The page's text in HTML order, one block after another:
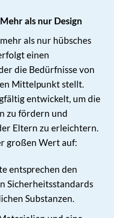
als nur Design
als nur hübsches
einen
die Bedürfnisse von
Mittelpunkt stellt.
entwickelt, um die
zu fördern und
Eltern zu erleichtern.
großen Wert auf:
entsprechen den
Sicherheitsstandards
Substanzen.